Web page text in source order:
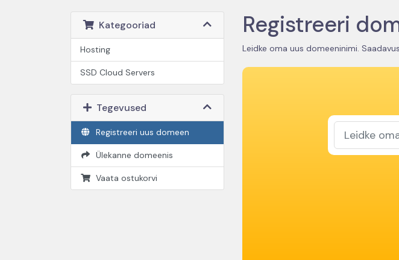
Kategooriad
Hosting
SSD Cloud Server‎s
Tegevused
Registreeri uus domeen
Ülekanne domeenis
Vaata ostukorvi
Registreeri
Leidke oma uus domeeninimi.